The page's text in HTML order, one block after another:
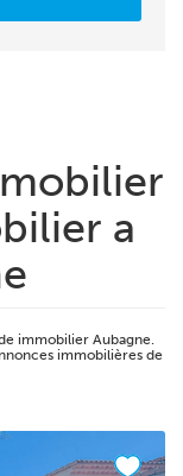
a
immobilier Aubagne.
immobilières de